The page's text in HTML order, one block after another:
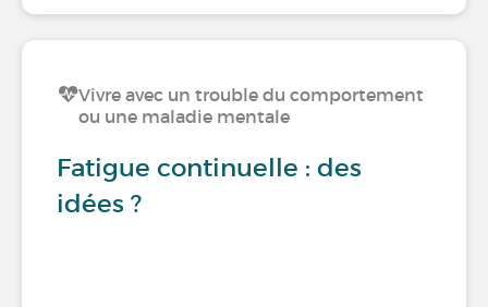
Vivre avec un trouble du comportement
ou une maladie mentale
Fatigue continuelle : des
idées ?